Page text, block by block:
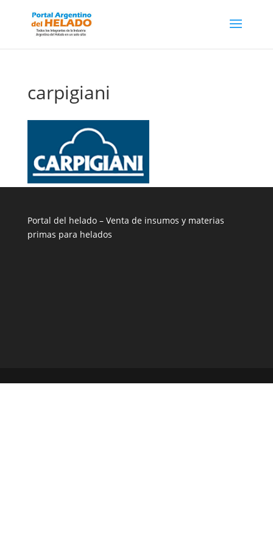
carpigiani
Portal del helado – Venta de insumos y materias
primas para helados